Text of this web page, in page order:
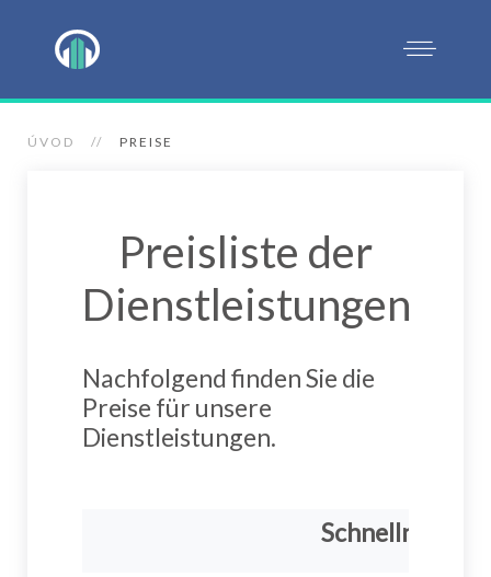
ÚVOD PREISE
Preisliste der
Dienstleistungen
Nachfolgend finden Sie die
Preise für unsere
Dienstleistungen.